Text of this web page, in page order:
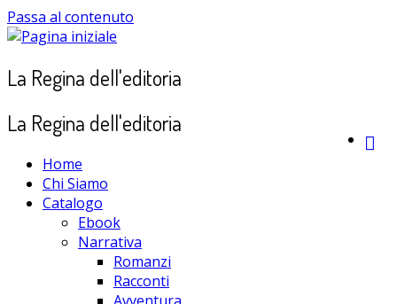
Passa al contenuto
La Regina dell'editoria
La Regina dell'editoria
Home
Chi Siamo
Catalogo
Ebook
Narrativa
Romanzi
Racconti